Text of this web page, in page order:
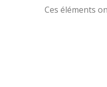
Ces éléments